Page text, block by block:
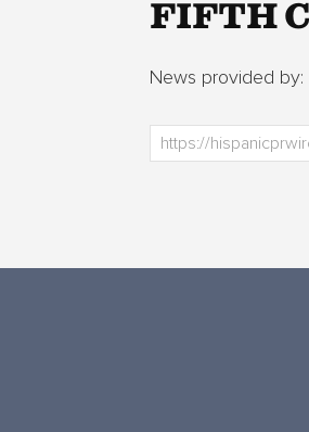
FIFTH
News provided by: